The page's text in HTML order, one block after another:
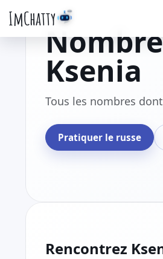
ImChatty
Ksenia
Tous les nombres
Pratiquer le russe
Rencontrez